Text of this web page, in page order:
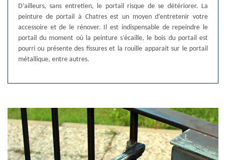
D’ailleurs, sans entretien, le portail risque de se détériorer. La
peinture de portail à Chatres est un moyen d’entretenir votre
accessoire et de le rénover. Il est indispensable de repeindre le
portail du moment où la peinture s’écaille, le bois du portail est
pourri ou présente des fissures et la rouille apparait sur le portail
métallique, entre autres.